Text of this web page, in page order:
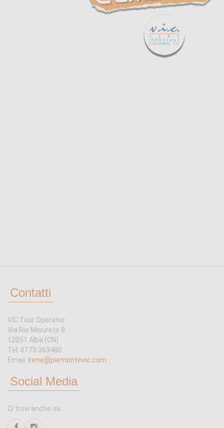
Contatti
VIC Tour Operator
Via Rio Misureto 8
12051 Alba (CN)
Tel. 0173 363480
Email: irene@piemontevic.com
Social Media
Ci trovi anche su